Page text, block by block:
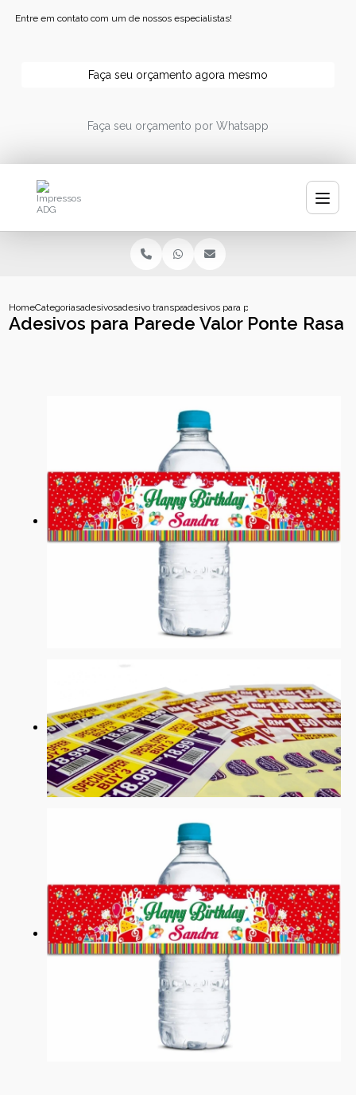
Entre em contato com um de nossos especialistas!
Faça seu orçamento agora mesmo
Faça seu orçamento por Whatsapp
HomeCategoriasadesivosadesivo transparente personalizado
adesivos para parede valor ponte rasa
Adesivos para Parede Valor Ponte Rasa